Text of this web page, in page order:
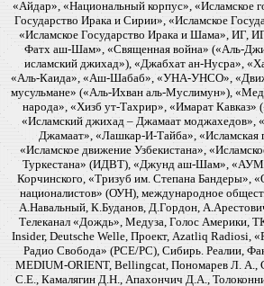
«Айдар», «Национальный корпус», «Исламское
Государство Ирака и Сирии», «Исламское
«Исламское Государство Ирака и Шама»,
Фатх аш-Шам», «Священная война» («Аль-
исламский джихад»), «Джабхат ан-Нусра»,
«Аль-Каида», «Аш-Шабаб», «УНА-УНСО»,
мусульмане» («Аль-Ихван аль-Муслимун»),
народа», «Хизб ут-Тахрир», «Имарат Кавказ»
«Исламский джихад – Джамаат моджахедов»,
Джамаат», «Лашкар-И-Тайба», «Исламская
«Исламское движение Узбекистана»,
Туркестана» (ИДВТ), «Джунд аш-Шам», «АУМ
Корчинского, «Тризуб им. Степана Бандеры»,
националистов» (ОУН), международное
А.Навальный, К.Буданов, Д.Гордон,
Телеканал «Дождь», Медуза, Голос Америки,
Insider, Deutsche Welle, Проект, Azatliq Radiosi,
Радио Свобода» (PCE/PC), Сибирь. Реалии,
MEDIUM-ORIENT, Bellingcat, Пономарев Л. А.,
С.Е., Камалягин Д.Н., Апахончич Д.А.,